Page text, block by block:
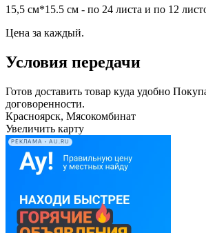
15,5 см*15.5 см - по 24 листа и по 12
Цена за каждый.
Условия передачи
Готов доставить товар куда удобно
договоренности.
Красноярск, Мясокомбинат
Увеличить карту
РЕКЛАМА • AU.RU